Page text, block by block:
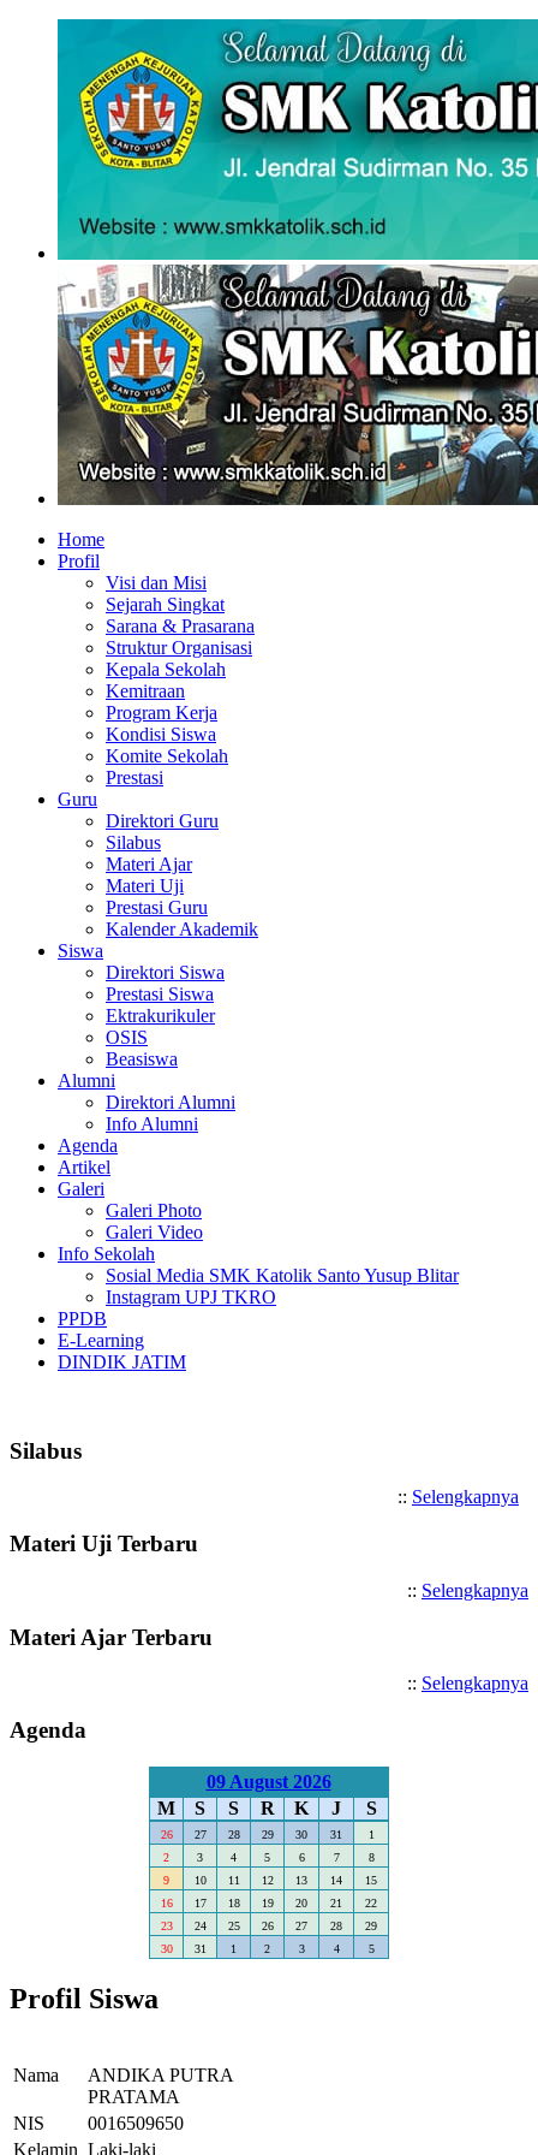
Home
Profil
Visi dan Misi
Sejarah Singkat
Sarana & Prasarana
Struktur Organisasi
Kepala Sekolah
Kemitraan
Program Kerja
Kondisi Siswa
Komite Sekolah
Prestasi
Guru
Direktori Guru
Silabus
Materi Ajar
Materi Uji
Prestasi Guru
Kalender Akademik
Siswa
Direktori Siswa
Prestasi Siswa
Ektrakurikuler
OSIS
Beasiswa
Alumni
Direktori Alumni
Info Alumni
Agenda
Artikel
Galeri
Galeri Photo
Galeri Video
Info Sekolah
Sosial Media SMK Katolik Santo Yusup Blitar
Instagram UPJ TKRO
PPDB
E-Learning
DINDIK JATIM
Silabus
:: Selengkapnya
Materi Uji Terbaru
:: Selengkapnya
Materi Ajar Terbaru
:: Selengkapnya
Agenda
09 August 2026
M
S S R K J S
26 27 28 29 30 31
1
2
3 4 5 6 7
8
9
10 11 12 13 14
15
16
17 18 19 20 21
22
23
24 25 26 27 28
29
30
31 1 2 3 4 5
Profil Siswa
Nama
ANDIKA PUTRA
PRATAMA
NIS
0016509650
Kelamin Laki-laki